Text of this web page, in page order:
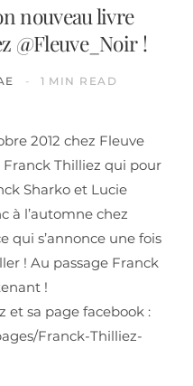
nouveau livre
@Fleuve_Noir !
1 MIN READ
2012 chez Fleuve
Thilliez qui pour
Sharko et Lucie
à l’automne chez
qui s’annonce une fois
! Au passage Franck
!
sa page facebook :
Franck-Thilliez-